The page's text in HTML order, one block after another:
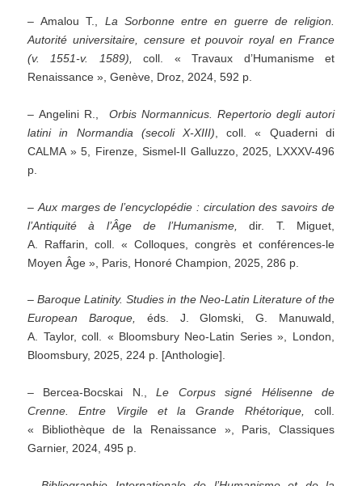
– Amalou T., La Sorbonne entre en guerre de religion.
Autorité universitaire, censure et pouvoir royal en France
(v. 1551-v. 1589),
coll. « Travaux d’Humanisme et
Renaissance », Genève, Droz, 2024, 592 p.
– Angelini R., Orbis Normannicus. Repertorio degli autori
latini in Normandia (secoli X-XIII) , coll. « Quaderni di
CALMA » 5, Firenze, Sismel-Il Galluzzo, 2025, LXXXV-496
p.
– Aux marges de l’encyclopédie : circulation des savoirs de
l’Antiquité à l’Âge de l’Humanisme,
dir. T. Miguet,
A. Raffarin, coll. « Colloques, congrès et conférences-le
Moyen Âge », Paris, Honoré Champion, 2025, 286 p.
–Baroque Latinity. Studies in the Neo-Latin Literature of the
European Baroque, éds. J. Glomski, G. Manuwald,
A. Taylor, coll. « Bloomsbury Neo-Latin Series », London,
Bloomsbury, 2025, 224 p. [Anthologie].
– Bercea-Bocskai N.,Le Corpus signé Hélisenne de
Crenne. Entre Virgile et la Grande Rhétorique,
coll.
« Bibliothèque de la Renaissance », Paris, Classiques
Garnier, 2024, 495 p.